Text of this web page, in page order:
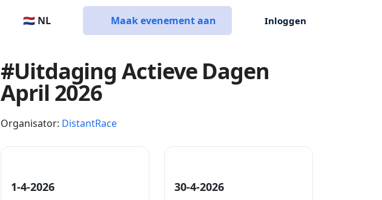
🇳🇱 NL Maak evenement aan Inloggen
#Uitdaging Actieve Dagen
April 2026
Organisator: DistantRace
1-4-2026 30-4-2026